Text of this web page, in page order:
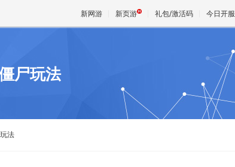
新网游 新页游 礼包/激活码 今日开服
尸玩法
法